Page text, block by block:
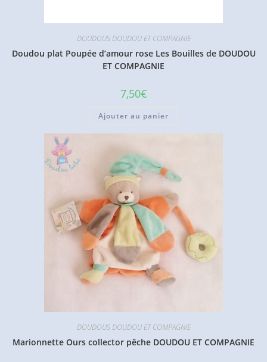
DOUDOUS DOUDOU ET COMPAGNIE
Doudou plat Poupée d’amour rose Les Bouilles de DOUDOU
ET COMPAGNIE
7,50€
Ajouter au panier
DOUDOUS DOUDOU ET COMPAGNIE
Marionnette Ours collector pêche DOUDOU ET COMPAGNIE